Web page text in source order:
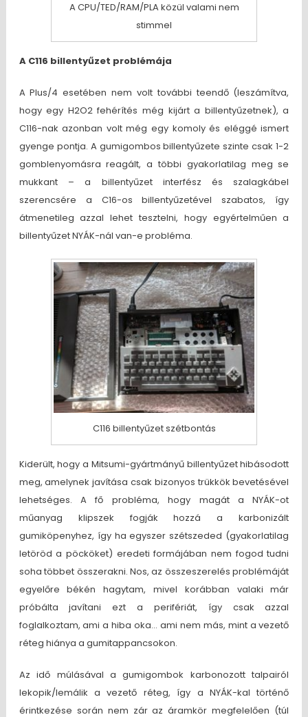
A CPU/TED/RAM/PLA közül valami nem
stimmel
A C116 billentyűzet problémája
A Plus/4 esetében nem volt további teendő (leszámítva,
hogy egy H2O2 fehérítés még kijárt a billentyűzetnek), a
C116-nak azonban volt még egy komoly és eléggé ismert
gyenge pontja. A gumigombos billentyűzete szinte csak 1-2
gomblenyomásra reagált, a többi gyakorlatilag meg se
mukkant – a billentyűzet interfész és szalagkábel
szerencsére a C16-os billentyűzetével szabatos, így
átmenetileg azzal lehet tesztelni, hogy egyértelműen a
billentyűzet NYÁK-nál van-e probléma.
C116 billentyűzet szétbontás
Kiderült, hogy a Mitsumi-gyártmányű billentyűzet hibásodott
meg, amelynek javítása csak bizonyos trükkök bevetésével
lehetséges. A fő probléma, hogy magát a NYÁK-ot
műanyag klipszek fogják hozzá a karbonizált
gumiköpenyhez, így ha egyszer szétszeded (gyakorlatilag
letöröd a pöcköket) eredeti formájában nem fogod tudni
soha többet összerakni. Nos, az összeszerelés problémáját
egyelőre békén hagytam, mivel korábban valaki már
próbálta javítani ezt a perifériát, így csak azzal
foglalkoztam, ami a hiba oka… ami nem más, mint a vezető
réteg hiánya a gumitappancsokon.
Az idő múlásával a gumigombok karbonozott talpairól
lekopik/lemálik a vezető réteg, így a NYÁK-kal történő
érintkezése során nem zár az áramkör megfelelően (túl